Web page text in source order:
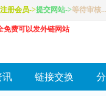
注册会员->提交网站->等待审核...
免费可以发外链网站
讯 链接交换